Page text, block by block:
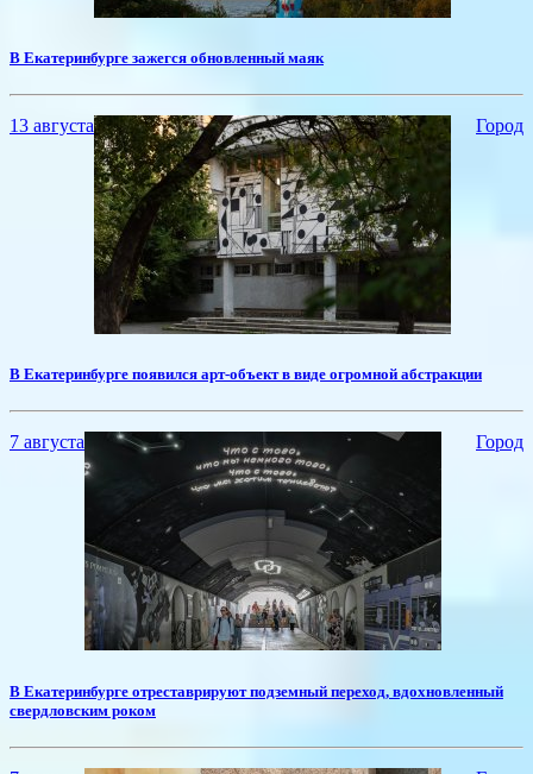
В Екатеринбурге зажегся обновленный маяк
13 августа Город
​В Екатеринбурге появился арт-объект в виде огромной абстракции
7 августа Город
​В Екатеринбурге отреставрируют подземный переход, вдохновленный
свердловским роком